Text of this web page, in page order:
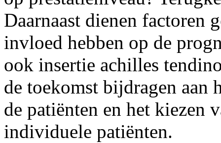
Daarnaast dienen factoren
invloed hebben op de
ook insertie achilles
de toekomst bijdragen aan
de patiënten en het kiezen
individuele patiënten.